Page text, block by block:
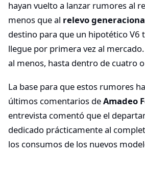
hayan vuelto a lanzar rumores al
menos que al relevo
destino para que un hipotético
llegue por primera vez al
al menos, hasta dentro de cuatro
La base para que estos rumores
últimos comentarios deAmadeo
entrevista comentó que el
dedicado prácticamente al
los consumos de los nuevos